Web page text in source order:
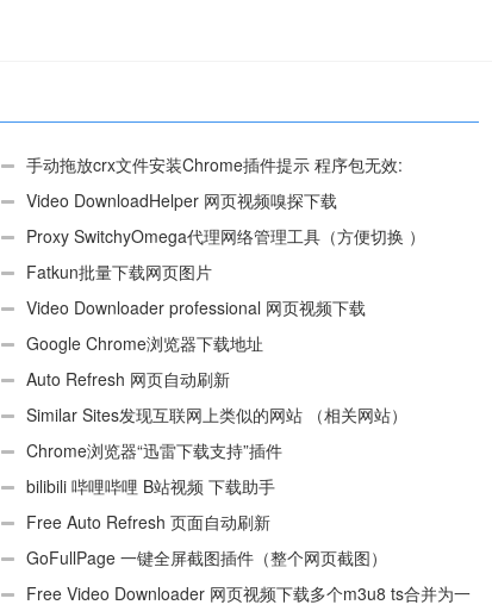
手动拖放crx文件安装Chrome插件提示 程序包无效:
“CEX_HEADER_INVALID”的解决办法
Video DownloadHelper 网页视频嗅探下载
Proxy SwitchyOmega代理网络管理工具（方便切换 ）
Fatkun批量下载网页图片
Video Downloader professional 网页视频下载
Google Chrome浏览器下载地址
Auto Refresh 网页自动刷新
Similar Sites发现互联网上类似的网站 （相关网站）
Chrome浏览器“迅雷下载支持”插件
bilibili 哔哩哔哩 B站视频 下载助手
Free Auto Refresh 页面自动刷新
GoFullPage 一键全屏截图插件（整个网页截图）
Free Video Downloader 网页视频下载多个m3u8 ts合并为一